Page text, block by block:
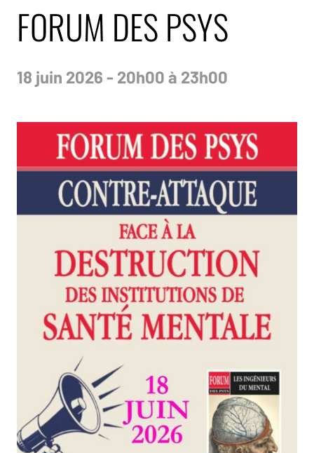
FORUM DES PSYS
18 juin 2026 - 20h00 à 23h00